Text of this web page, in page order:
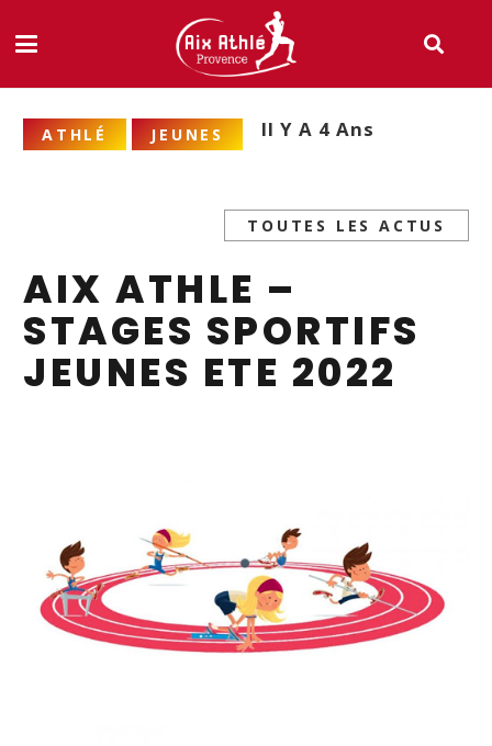
ATHLÉ JEUNES Il Y A 4 Ans
TOUTES LES ACTUS
AIX ATHLE –
STAGES SPORTIFS
JEUNES ETE 2022